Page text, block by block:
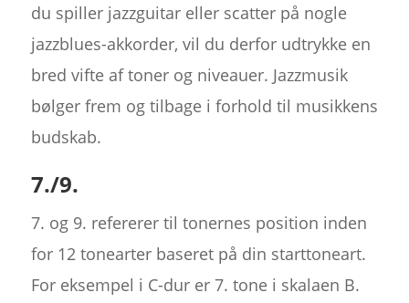
du spiller jazzguitar eller scatter på nogle
jazzblues-akkorder, vil du derfor udtrykke en
bred vifte af toner og niveauer. Jazzmusik
bølger frem og tilbage i forhold til musikkens
budskab.
7./9.
7. og 9. refererer til tonernes position inden
for 12 tonearter baseret på din starttoneart.
For eksempel i C-dur er 7. tone i skalaen B.